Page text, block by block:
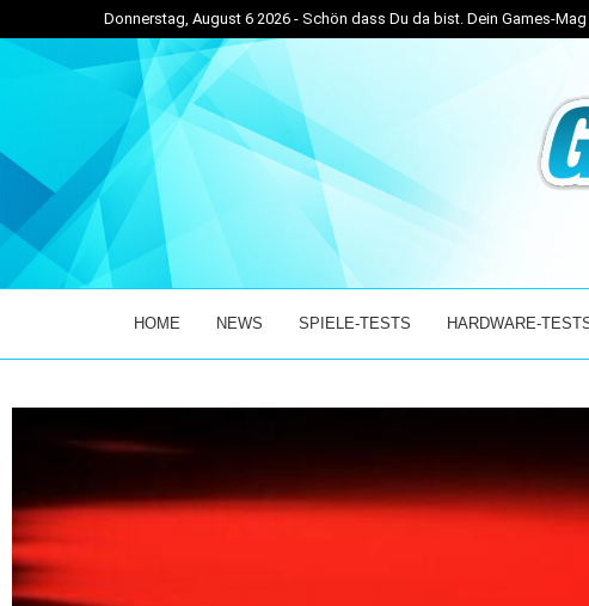
Donnerstag, August 6 2026 - Schön dass Du da bist. Dein Games-
BEAST OF REINCARNATION – GAME FREAKS NEUES
HOME NEWS SPIELE-TESTS HARDWARE-